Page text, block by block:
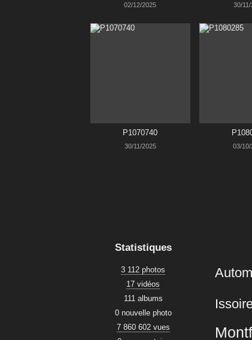
02/12/2025 30/
P1070740
30/11/2025 03/
Statistiques
3 112 photos
17 vidéos
111 albums
0 nouvelle photo
7 860 602 vues